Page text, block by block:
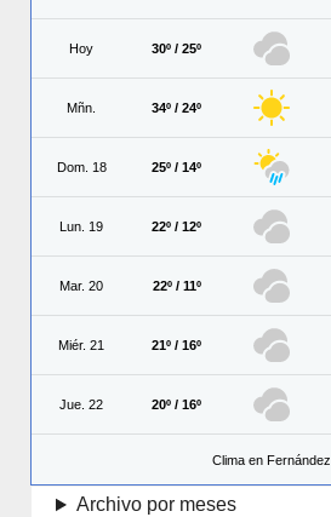
Hoy 30º / 25º
Mñn. 34º / 24º
Dom. 18 25º / 14º
Lun. 19 22º / 12º
Mar. 20 22º / 11º
Miér. 21 21º / 16º
Jue. 22 20º / 16º
Clima en Fernández
Archivo por meses